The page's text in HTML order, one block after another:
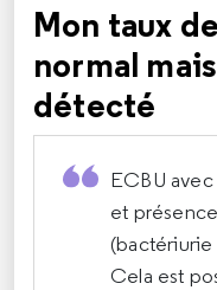
Mon taux
normal
détecté
ECBU
et
(bactériurie
Cela est